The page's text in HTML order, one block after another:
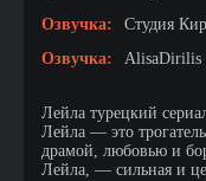
Озвучка:
Студия
Озвучка:
AlisaDirilis
Лейла турецкий
Лейла — это
драмой, любовью и
Лейла, — сильная и